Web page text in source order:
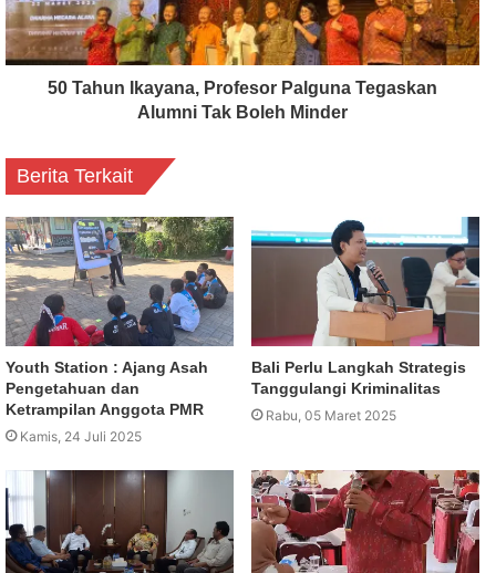
50 Tahun Ikayana, Profesor Palguna Tegaskan
Alumni Tak Boleh Minder
Berita Terkait
Youth Station : Ajang Asah
Pengetahuan dan
Ketrampilan Anggota PMR
Kamis, 24 Juli 2025
Bali Perlu Langkah Strategis
Tanggulangi Kriminalitas
Rabu, 05 Maret 2025